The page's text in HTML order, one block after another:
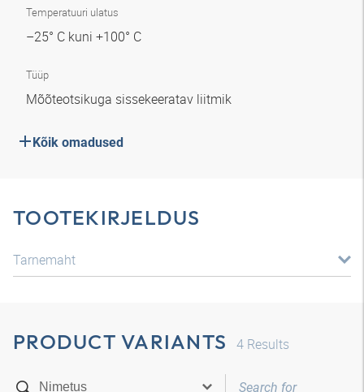
Temperatuuri ulatus
–25° C kuni +100° C
Tüüp
Mõõteotsikuga sissekeeratav liitmik
Kõik omadused
TOOTEKIRJELDUS
Tarnemaht
PRODUCT VARIANTS 4 Results